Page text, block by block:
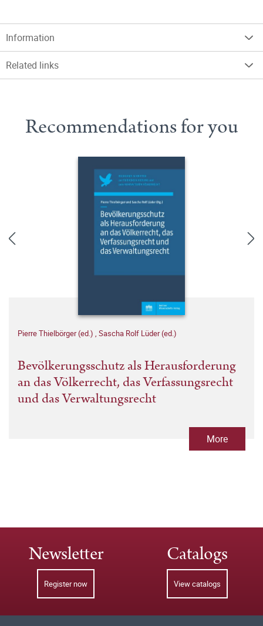
Information
Related links
Recommendations for you
Pierre Thielbörger (ed.) , Sascha Rolf Lüder (ed.)
Bevölkerungsschutz als Herausforderung
an das Völkerrecht, das Verfassungsrecht
und das Verwaltungsrecht
More
Newsletter
Register now
Catalogs
View catalogs